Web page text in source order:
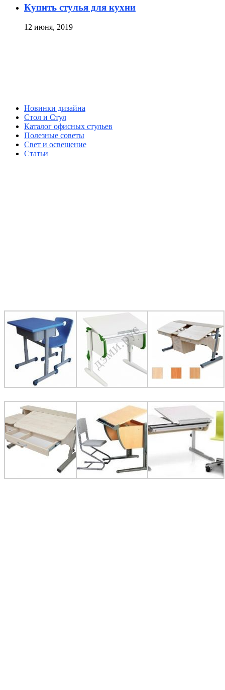
Купить стулья для кухни
12 июня, 2019
Новинки дизайна
Стол и Стул
Каталог офисных стульев
Полезные советы
Свет и освещение
Статьи